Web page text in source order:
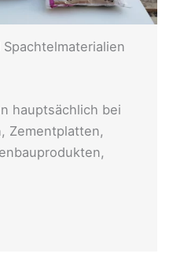
hauptsächlich bei
Zementplatten,